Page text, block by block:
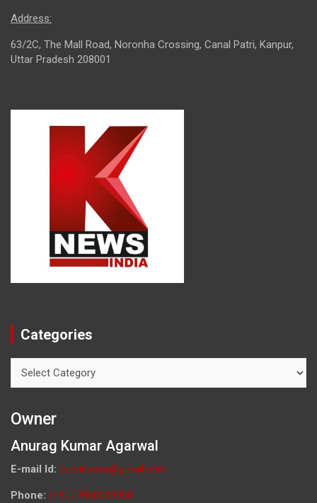
Address:
63/2C, The Mall Road, Noronha Crossing, Canal Patri, Kanpur,
Uttar Pradesh 208001
Categories
Owner
Anurag Kumar Agarwal
E-mail Id: ceo.knews@gmail.com
Phone: (+91) 7800009900